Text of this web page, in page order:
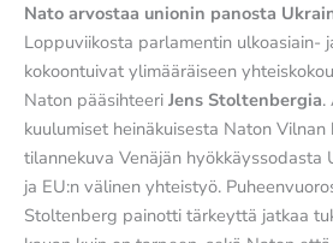
Nato arvostaa unionin panosta
Loppuviikosta parlamentin ulkoasiain-
kokoontuivat ylimääräiseen
Naton pääsihteeri Jens Stoltenbergia.
kuulumiset heinäkuisesta Naton Vilnan
tilannekuva Venäjän hyökkäyssodasta
ja EU:n välinen yhteistyö.
Stoltenberg painotti tärkeyttä jatkaa